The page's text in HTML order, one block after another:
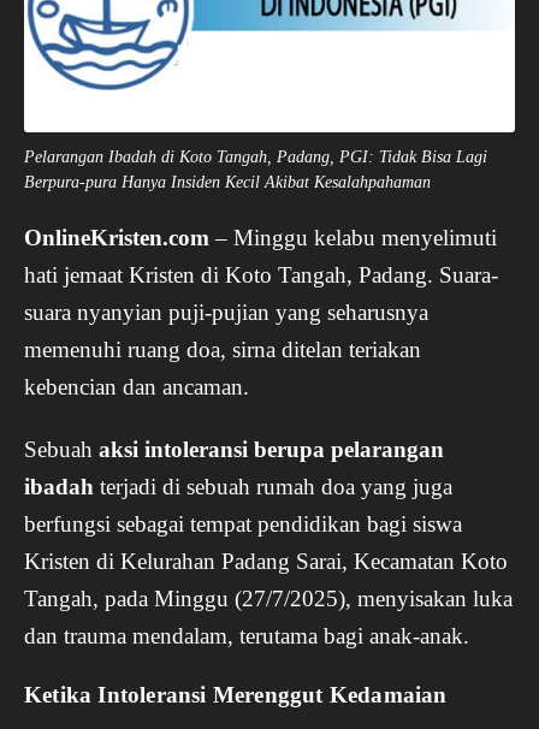
Pelarangan Ibadah di Koto Tangah, Padang, PGI: Tidak Bisa Lagi
Berpura-pura Hanya Insiden Kecil Akibat Kesalahpahaman
OnlineKristen.com – Minggu kelabu menyelimuti
hati jemaat Kristen di Koto Tangah, Padang. Suara-
suara nyanyian puji-pujian yang seharusnya
memenuhi ruang doa, sirna ditelan teriakan
kebencian dan ancaman.
Sebuah aksi intoleransi berupa pelarangan
ibadah terjadi di sebuah rumah doa yang juga
berfungsi sebagai tempat pendidikan bagi siswa
Kristen di Kelurahan Padang Sarai, Kecamatan Koto
Tangah, pada Minggu (27/7/2025), menyisakan luka
dan trauma mendalam, terutama bagi anak-anak.
Ketika Intoleransi Merenggut Kedamaian